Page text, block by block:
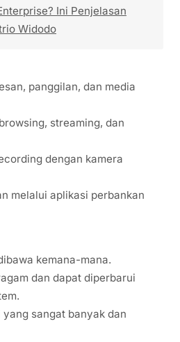
Ini Penjelasan
Widodo
panggilan, dan media
streaming, dan
dengan kamera
melalui aplikasi perbankan
kemana-mana.
dan dapat diperbarui
sangat banyak dan